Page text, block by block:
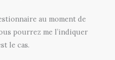
au moment de
pourrez me l’indiquer
le cas.